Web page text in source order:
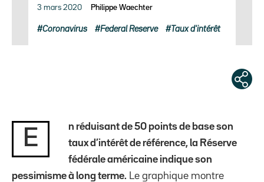
3 mars 2020 Philippe Waechter
Coronavirus Federal Reserve Taux d'intérêt
E
n réduisant de 50 points de base son
taux d’intérêt de référence, la Réserve
fédérale américaine indique son
pessimisme à long terme. Le graphique montre